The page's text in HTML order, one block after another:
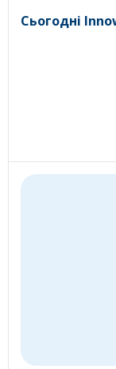
Сьогодні